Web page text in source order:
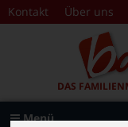
Zum Inhalt springen
Kontakt Über uns
DAS
Menü